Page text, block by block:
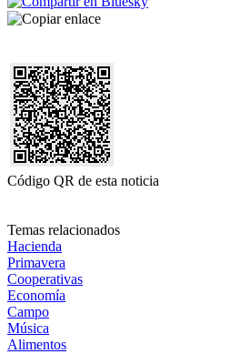
Código QR de esta noticia
Temas relacionados
Hacienda
Primavera
Cooperativas
Economía
Campo
Música
Alimentos